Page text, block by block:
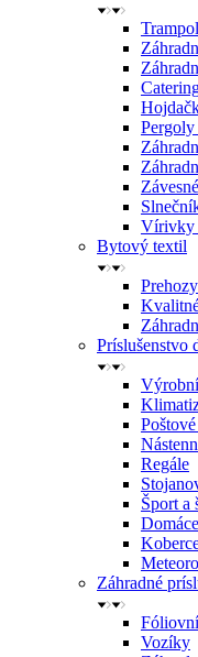
Pergoly
Vírivky
Bytový textil
Príslušenstvo
Regále
Šport a
Záhradné
Vozíky